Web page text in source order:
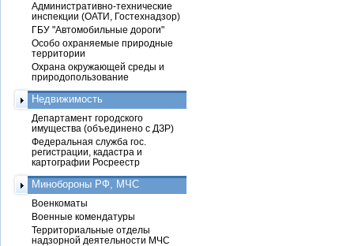
Административно-технические
инспекции (ОАТИ, Гостехнадзор)
ГБУ "Автомобильные дороги"
Особо охраняемые природные
территории
Охрана окружающей среды и
природопользование
Недвижимость
Департамент городского
имущества (объединено с ДЗР)
Федеральная служба гос.
регистрации, кадастра и
картографии Росреестр
Минобороны РФ, МЧС
Военкоматы
Военные комендатуры
Территориальные отделы
надзорной деятельности МЧС